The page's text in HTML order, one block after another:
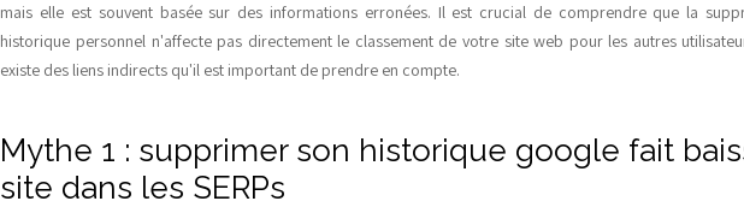
mais elle est souvent basée sur des informations erronées. Il est crucial de comprendre que la
historique personnel n'affecte pas directement le classement de votre site web pour les autres
existe des liens indirects qu'il est important de prendre en compte.
Mythe 1 : supprimer son historique google fait
site dans les SERPs